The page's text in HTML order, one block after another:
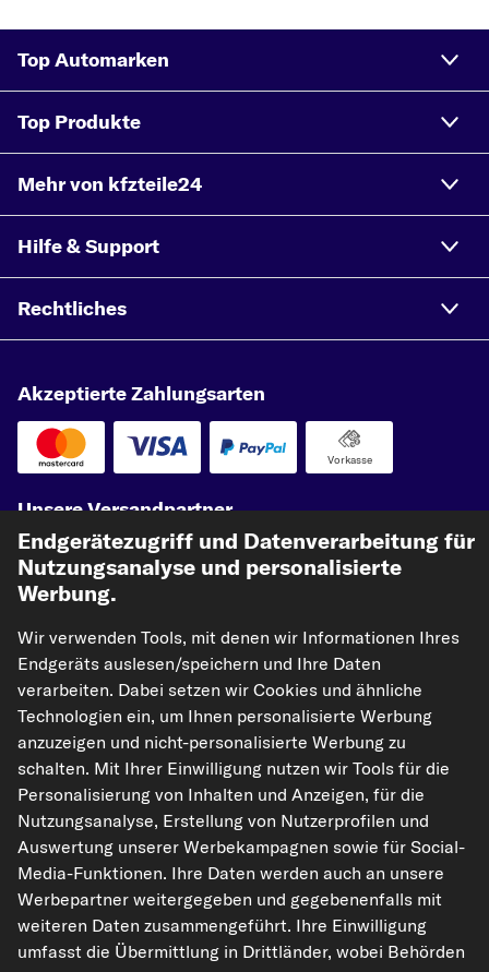
Top Automarken
Top Produkte
Mehr von kfzteile24
Hilfe & Support
Rechtliches
Akzeptierte Zahlungsarten
Vorkasse
Unsere Versandpartner
kfzteile24.de carpardoo.nl
carpardoo.fr
carpardoo.dk
nicht vervielfältigt werden. Die Vervielfältigung und Verbreitung der Daten und
der Datenbank ohne vorherige Einwilligung von TecAlliance und/oder die
unautorisierte Nutzung von Inhalten stellt eine Verletzung des Urheberrechts
dar und kann rechtliche Schritte nach sich ziehen.
Endgerätezugriff und Datenverarbeitung für
Nutzungsanalyse und personalisierte
Werbung.
Wir verwenden Tools, mit denen wir Informationen Ihres
Endgeräts auslesen/speichern und Ihre Daten
verarbeiten. Dabei setzen wir Cookies und ähnliche
Technologien ein, um Ihnen personalisierte Werbung
anzuzeigen und nicht-personalisierte Werbung zu
schalten. Mit Ihrer Einwilligung nutzen wir Tools für die
Personalisierung von Inhalten und Anzeigen, für die
Nutzungsanalyse, Erstellung von Nutzerprofilen und
Auswertung unserer Werbekampagnen sowie für Social-
Media-Funktionen. Ihre Daten werden auch an unsere
Werbepartner weitergegeben und gegebenenfalls mit
weiteren Daten zusammengeführt. Ihre Einwilligung
umfasst die Übermittlung in Drittländer, wobei Behörden